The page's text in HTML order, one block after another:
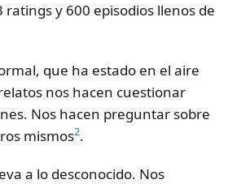
ratings y 600 episodios llenos de
que ha estado en el aire
nos hacen cuestionar
Nos hacen preguntar sobre
mismos2.
a lo desconocido. Nos